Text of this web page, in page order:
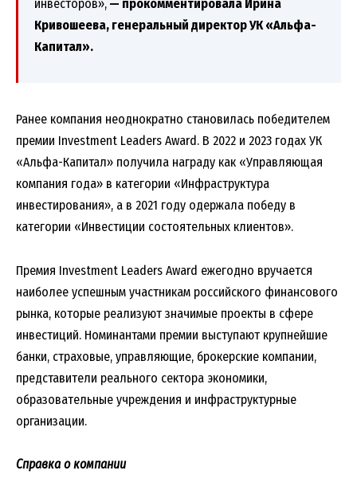
инвесторов», — прокомментировала Ирина
Кривошеева, генеральный директор УК «Альфа-
Капитал».
Ранее компания неоднократно становилась победителем
премии Investment Leaders Award. В 2022 и 2023 годах УК
«Альфа-Капитал» получила награду как «Управляющая
компания года» в категории «Инфраструктура
инвестирования», а в 2021 году одержала победу в
категории «Инвестиции состоятельных клиентов».
Премия Investment Leaders Award ежегодно вручается
наиболее успешным участникам российского финансового
рынка, которые реализуют значимые проекты в сфере
инвестиций. Номинантами премии выступают крупнейшие
банки, страховые, управляющие, брокерские компании,
представители реального сектора экономики,
образовательные учреждения и инфраструктурные
организации.
Справка о компании